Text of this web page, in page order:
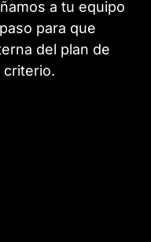
a tu equipo
para que
del plan de
criterio.